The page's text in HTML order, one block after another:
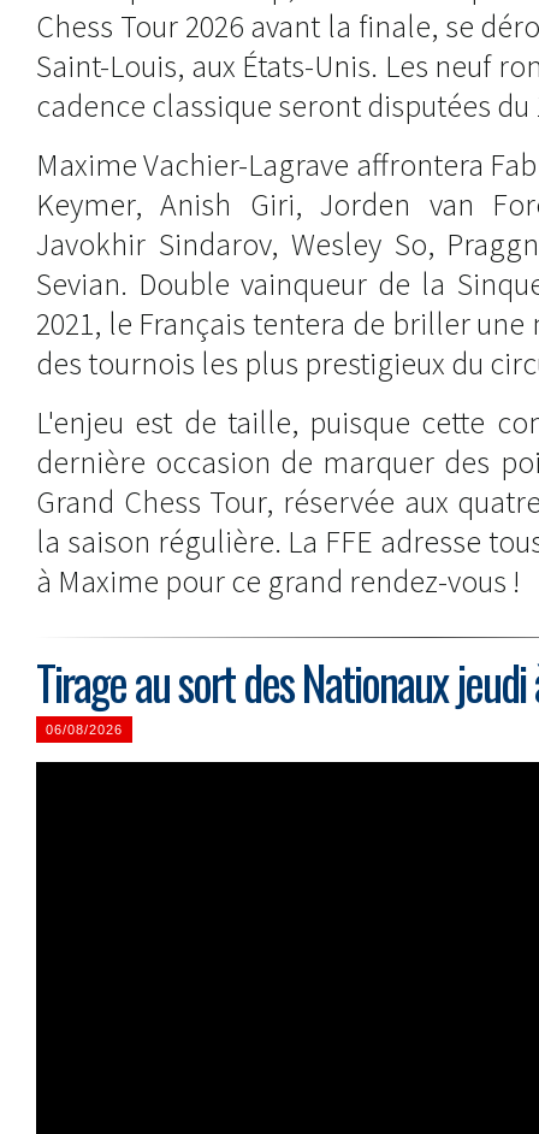
Chess Tour 2026 avant la finale, se
Saint-Louis, aux États-Unis. Les neuf
cadence classique seront disputées du
Maxime Vachier-Lagrave affrontera
Keymer, Anish Giri, Jorden van
Javokhir Sindarov, Wesley So,
Sevian. Double vainqueur de la
2021, le Français tentera de briller
des tournois les plus prestigieux du
L'enjeu est de taille, puisque cette
dernière occasion de marquer des
Grand Chess Tour, réservée aux
la saison régulière. La FFE adresse
à Maxime pour ce grand rendez-vous !
Tirage au sort des Nationaux
06/08/2026